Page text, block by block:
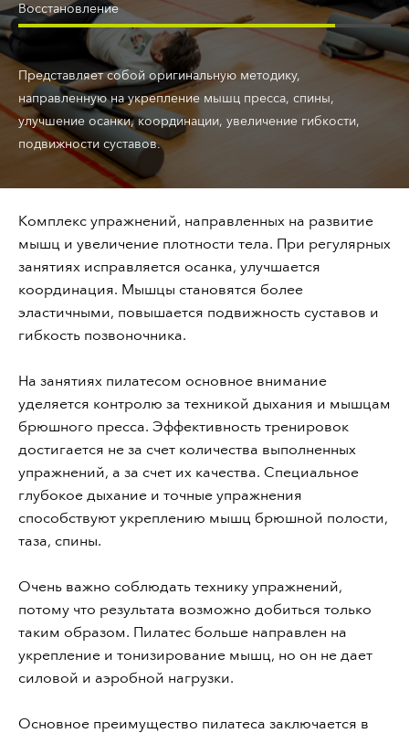
Восстановление
Представляет собой оригинальную методику,
направленную на укрепление мышц пресса, спины,
улучшение осанки, координации, увеличение гибкости,
подвижности суставов.
Комплекс упражнений, направленных на развитие
мышц и увеличение плотности тела. При регулярных
занятиях исправляется осанка, улучшается
координация. Мышцы становятся более
эластичными, повышается подвижность суставов и
гибкость позвоночника.
На занятиях пилатесом основное внимание
уделяется контролю за техникой дыхания и мышцам
брюшного пресса. Эффективность тренировок
достигается не за счет количества выполненных
упражнений, а за счет их качества. Специальное
глубокое дыхание и точные упражнения
способствуют укреплению мышц брюшной полости,
таза, спины.
Очень важно соблюдать технику упражнений,
потому что результата возможно добиться только
таким образом. Пилатес больше направлен на
укрепление и тонизирование мышц, но он не дает
силовой и аэробной нагрузки.
Основное преимущество пилатеса заключается в